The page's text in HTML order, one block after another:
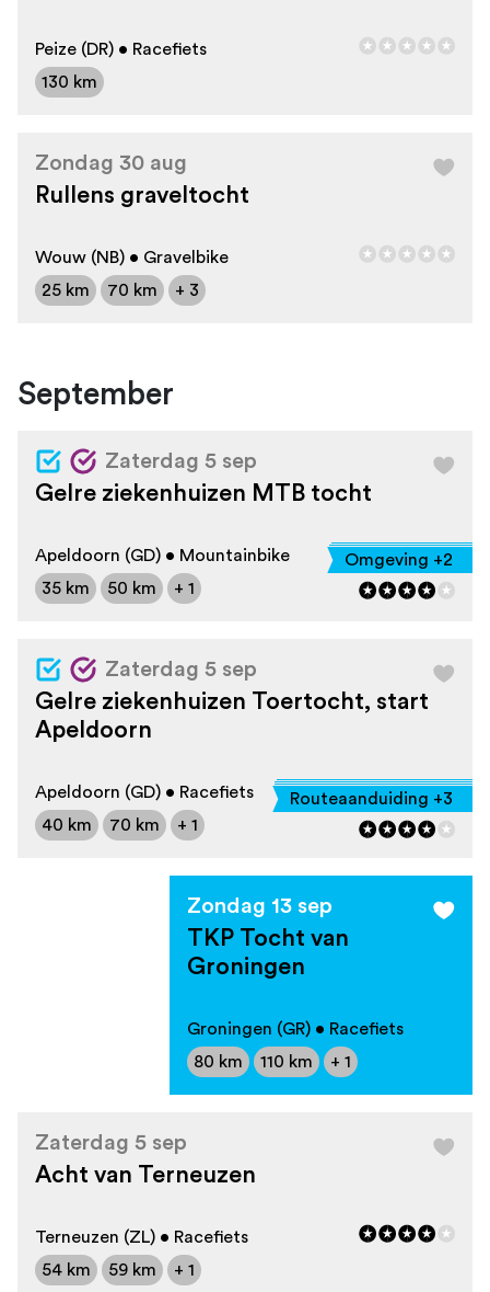
Peize (DR) • Racefiets
130 km
Zondag 30 aug
Rullens graveltocht
Wouw (NB) • Gravelbike
25 km
70 km + 3
September
Zaterdag 5 sep
Gelre ziekenhuizen MTB tocht
Apeldoorn (GD) • Mountainbike
35 km
50 km + 1
Omgeving +2
Zaterdag 5 sep
Gelre ziekenhuizen Toertocht, start
Apeldoorn
Apeldoorn (GD) • Racefiets
40 km
70 km + 1
Routeaanduiding +3
Zondag 13 sep
TKP Tocht van
Groningen
Groningen (GR) • Racefiets
80 km
110 km + 1
Zaterdag 5 sep
Acht van Terneuzen
Terneuzen (ZL) • Racefiets
54 km
59 km + 1